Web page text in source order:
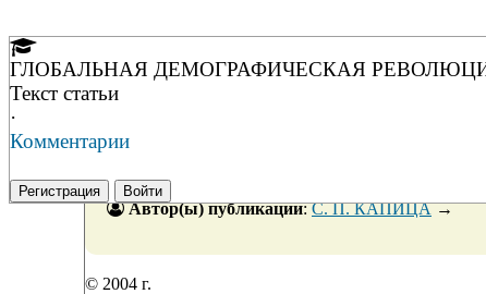
ГЛОБАЛЬНАЯ ДЕМОГРАФИЧЕСКАЯ
Текст статьи
·
Комментарии
Регистрация Войти
Автор(ы) публикации:С. П. КАПИЦА→
© 2004 г.